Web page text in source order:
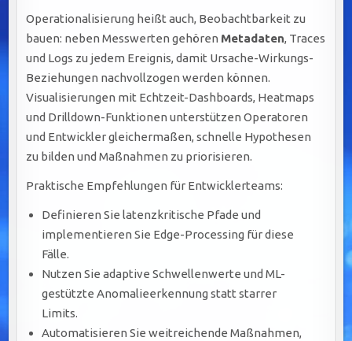
Operationalisierung heißt auch, Beobachtbarkeit zu
bauen: neben Messwerten gehören Metadaten, Traces
und Logs zu jedem Ereignis, damit Ursache-Wirkungs-
Beziehungen nachvollzogen werden können.
Visualisierungen mit Echtzeit-Dashboards, Heatmaps
und Drilldown-Funktionen unterstützen Operatoren
und Entwickler gleichermaßen, schnelle Hypothesen
zu bilden und Maßnahmen zu priorisieren.
Praktische Empfehlungen für Entwicklerteams:
Definieren Sie latenzkritische Pfade und
implementieren Sie Edge-Processing für diese
Fälle.
Nutzen Sie adaptive Schwellenwerte und ML-
gestützte Anomalieerkennung statt starrer
Limits.
Automatisieren Sie weitreichende Maßnahmen,